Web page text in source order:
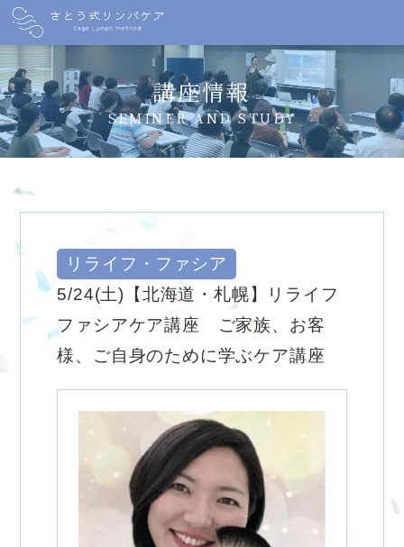
講座情報
SEMINER AND STUDY
リライフ・ファシア
5/24(土)【北海道・札幌】リライフ
ファシアケア講座 ご家族、お客
様、ご自身のために学ぶケア講座